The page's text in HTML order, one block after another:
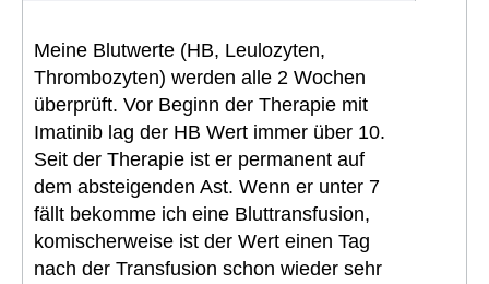
Meine Blutwerte (HB, Leulozyten,
Thrombozyten) werden alle 2 Wochen
überprüft. Vor Beginn der Therapie mit
Imatinib lag der HB Wert immer über 10.
Seit der Therapie ist er permanent auf
dem absteigenden Ast. Wenn er unter 7
fällt bekomme ich eine Bluttransfusion,
komischerweise ist der Wert einen Tag
nach der Transfusion schon wieder sehr